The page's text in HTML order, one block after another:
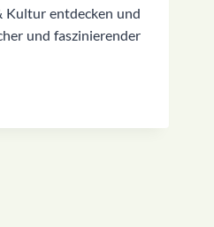
Kultur entdecken und
und faszinierender